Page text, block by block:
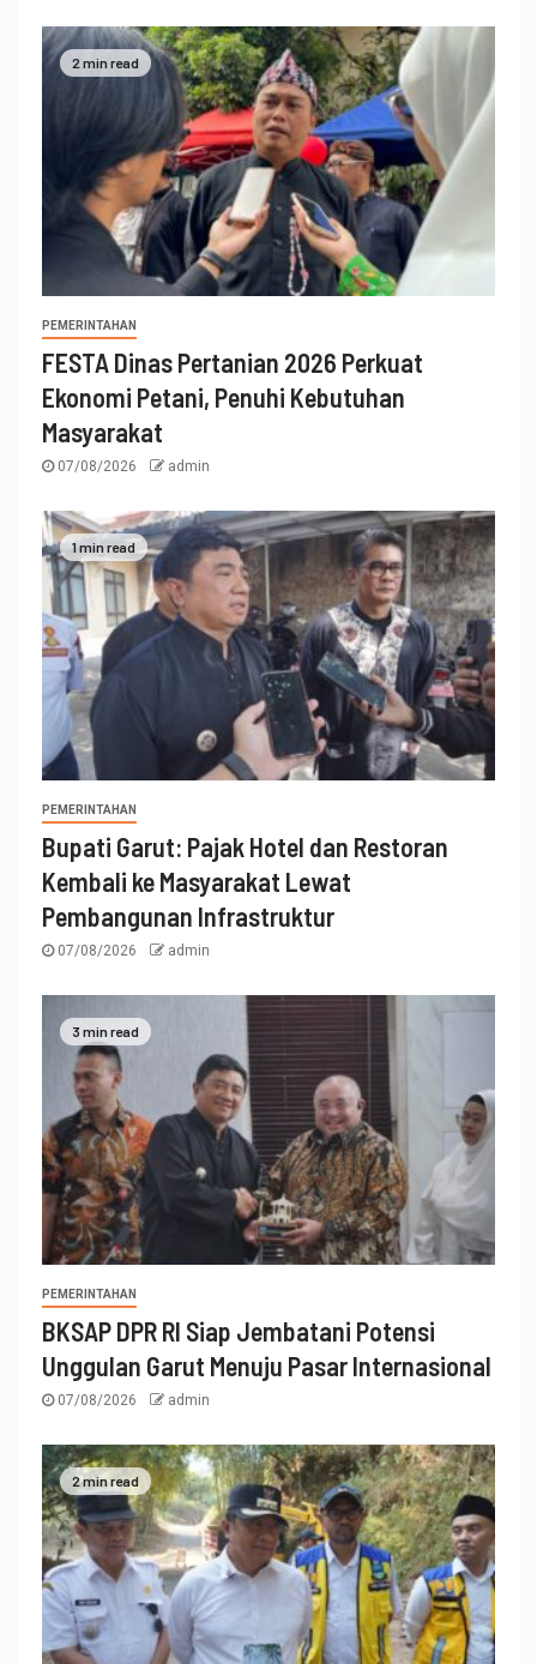
2 min read
PEMERINTAHAN
FESTA Dinas Pertanian 2026 Perkuat
Ekonomi Petani, Penuhi Kebutuhan
Masyarakat
07/08/2026 admin
1 min read
PEMERINTAHAN
Bupati Garut: Pajak Hotel dan Restoran
Kembali ke Masyarakat Lewat
Pembangunan Infrastruktur
07/08/2026 admin
3 min read
PEMERINTAHAN
BKSAP DPR RI Siap Jembatani Potensi
Unggulan Garut Menuju Pasar Internasional
07/08/2026 admin
2 min read